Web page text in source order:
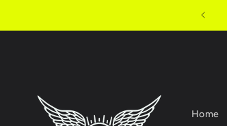
Home